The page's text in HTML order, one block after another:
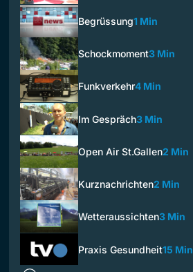
Begrüssung1 Min
Schockmoment3 Min
Funkverkehr4 Min
Im Gespräch3 Min
Open Air St.Gallen2 Min
Kurznachrichten2 Min
Wetteraussichten3 Min
Praxis Gesundheit15 Min